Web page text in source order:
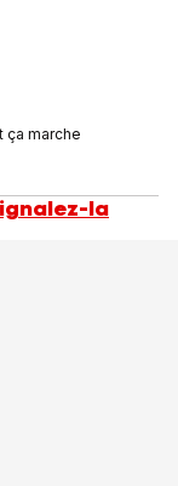
ça marche
la